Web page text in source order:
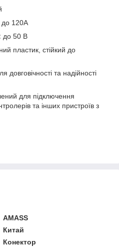
до 120А
до 50 В
пластик, стійкий до
довговічності та надійності
для підключення
та інших пристроїв з
AMASS
Китай
Конектор